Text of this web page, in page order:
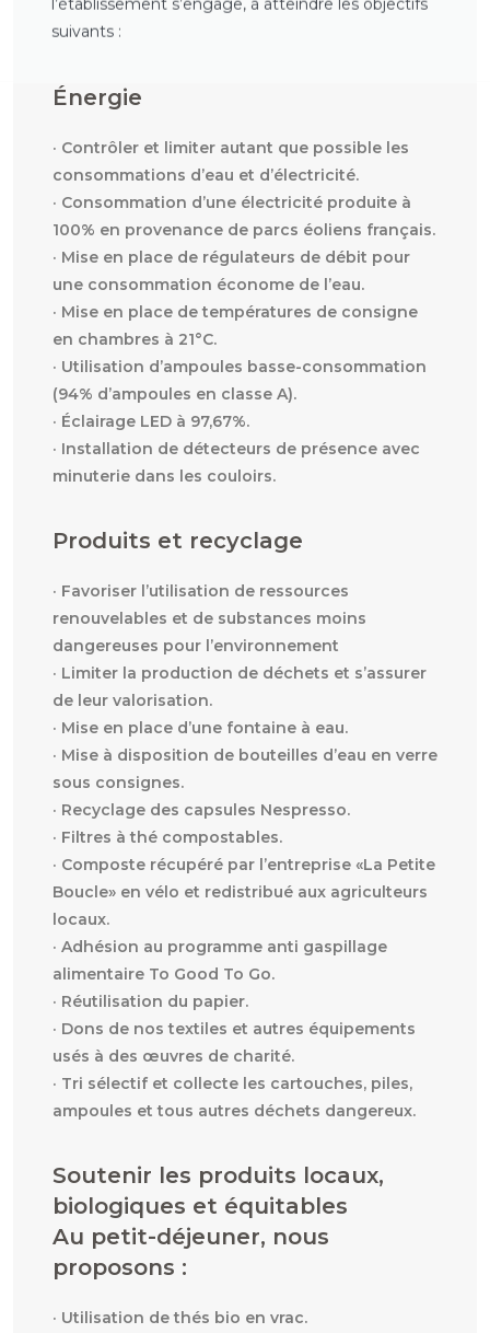
suivants :
Énergie
· Contrôler et limiter autant que possible les
consommations d’eau et d’électricité.
· Consommation d’une électricité produite à
100% en provenance de parcs éoliens français.
· Mise en place de régulateurs de débit pour
une consommation économe de l’eau.
· Mise en place de températures de consigne
en chambres à 21°C.
· Utilisation d’ampoules basse-consommation
(94% d’ampoules en classe A).
· Éclairage LED à 97,67%.
· Installation de détecteurs de présence avec
minuterie dans les couloirs.
Produits et recyclage
· Favoriser l’utilisation de ressources
renouvelables et de substances moins
dangereuses pour l’environnement
· Limiter la production de déchets et s’assurer
de leur valorisation.
· Mise en place d’une fontaine à eau.
· Mise à disposition de bouteilles d’eau en verre
sous consignes.
· Recyclage des capsules Nespresso.
· Filtres à thé compostables.
· Composte récupéré par l’entreprise «La Petite
Boucle» en vélo et redistribué aux agriculteurs
locaux.
· Adhésion au programme anti gaspillage
alimentaire To Good To Go.
· Réutilisation du papier.
· Dons de nos textiles et autres équipements
usés à des œuvres de charité.
· Tri sélectif et collecte les cartouches, piles,
ampoules et tous autres déchets dangereux.
Soutenir les produits locaux,
biologiques et équitables
Au petit-déjeuner, nous
proposons :
· Utilisation de thés bio en vrac.